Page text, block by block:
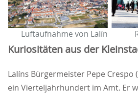
Luftaufnahme von Lalín
Kuriositäten aus der
Lalíns Bürgermeister Pepe Crespo
ein Vierteljahrhundert im Amt. Er